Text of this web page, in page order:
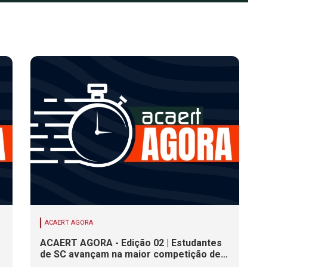
ACAERT AGORA
ACAERT AGORA - Edição 02 | Estudantes
de SC avançam na maior competição de